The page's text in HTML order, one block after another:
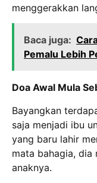
menggerakkan
Baca juga:
Pemalu Lebih
Doa Awal Mula
Bayangkan
saja menjadi ibu
yang baru lahir
mata bahagia, dia
anaknya.